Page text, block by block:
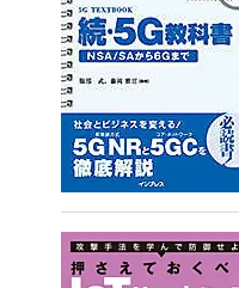
2023年4月3
攻撃手法
ておくべ